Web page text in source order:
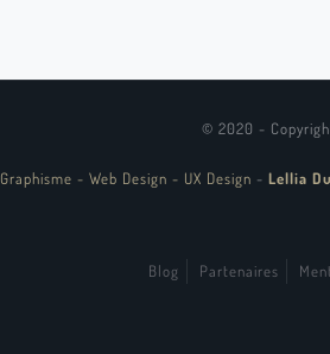
© 2020 -
Graphisme - Web Design - UX Design - Lellia
Blog Partenaires